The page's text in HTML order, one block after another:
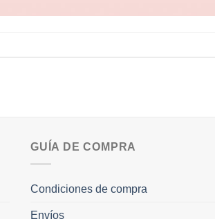
GUÍA DE COMPRA
Condiciones de compra
Envíos